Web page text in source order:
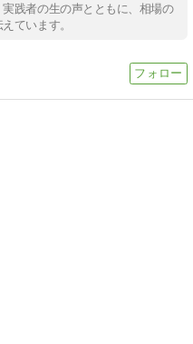
践者の生の声とともに、相場の
ています。